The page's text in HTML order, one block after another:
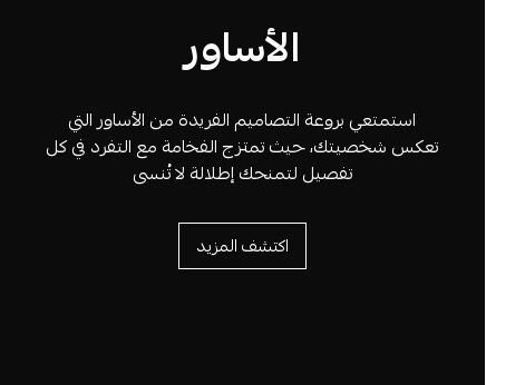
الأساور
استمتعي بروعة التصاميم الفريدة من الأساور التي
تعكس شخصيتك، حيث تمتزج الفخامة مع التفرد في كل
تفصيل لتمنحك إطلالة لا تُنسى
اكتشف المزيد